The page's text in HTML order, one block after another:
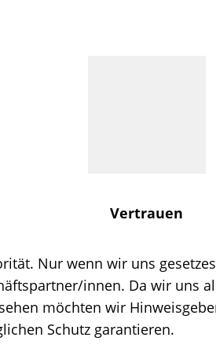
Vertrauen
Nur wenn wir uns
innen. Da wir uns
möchten wir
Schutz garantieren.